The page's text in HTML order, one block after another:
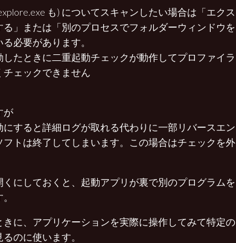
も) についてスキャンしたい場合は「エクス
」または「別のプロセスでフォルダーウィンドウを
必要があります。
たときに二重起動チェックが動作してプロファイラ
ェックできません
が
すると詳細ログが取れる代わりに一部リバースエン
トは終了してしまいます。この場合はチェックを外
にしておくと、起動アプリが裏で別のプログラムを
に、アプリケーションを実際に操作してみて特定の
のに使います。